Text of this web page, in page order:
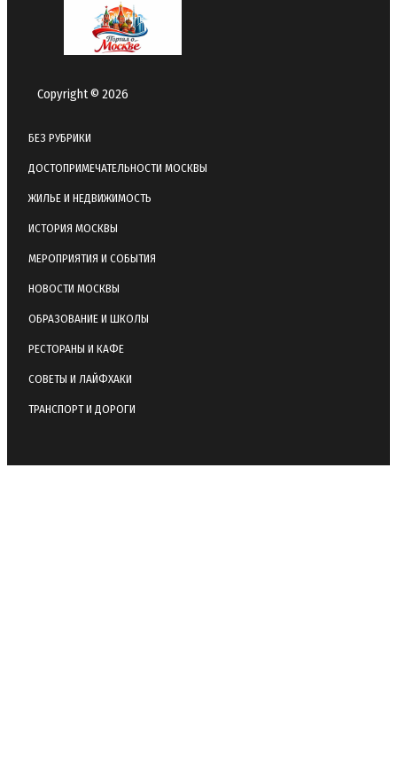
Copyright © 2026
БЕЗ РУБРИКИ
ДОСТОПРИМЕЧАТЕЛЬНОСТИ МОСКВЫ
ЖИЛЬЕ И НЕДВИЖИМОСТЬ
ИСТОРИЯ МОСКВЫ
МЕРОПРИЯТИЯ И СОБЫТИЯ
НОВОСТИ МОСКВЫ
ОБРАЗОВАНИЕ И ШКОЛЫ
РЕСТОРАНЫ И КАФЕ
СОВЕТЫ И ЛАЙФХАКИ
ТРАНСПОРТ И ДОРОГИ